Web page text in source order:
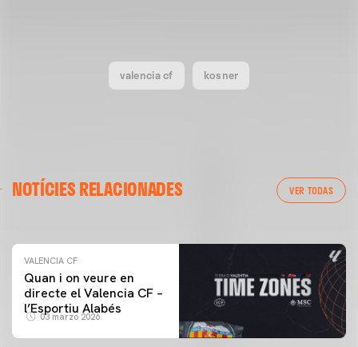
valencia cf kosner
NOTÍCIES RELACIONADES VER TODAS
ENTRENAMENT DEL VALENCIA CF 04/03/26
VALENCIA CF
Quan i on veure en
directe el Valencia CF –
l’Esportiu Alabés
03 marzo 2026